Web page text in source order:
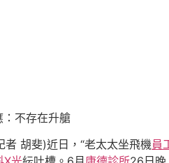
不存在升艙
者 胡斐)近日，“老太太坐飛機員